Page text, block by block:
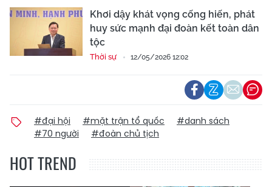
Khơi dậy khát vọng cống hiến, phát
huy sức mạnh đại đoàn kết toàn dân
tộc
Thời sự 12/05/2026 12:02
#đại hội #mặt trận tổ quốc
#danh sách
#70 người
#đoàn chủ tịch
HOT TREND